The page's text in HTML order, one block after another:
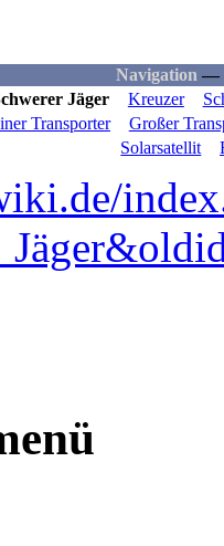
Navigation —
Jäger Kreuzer
Transporter
Großer
Solarsatellit